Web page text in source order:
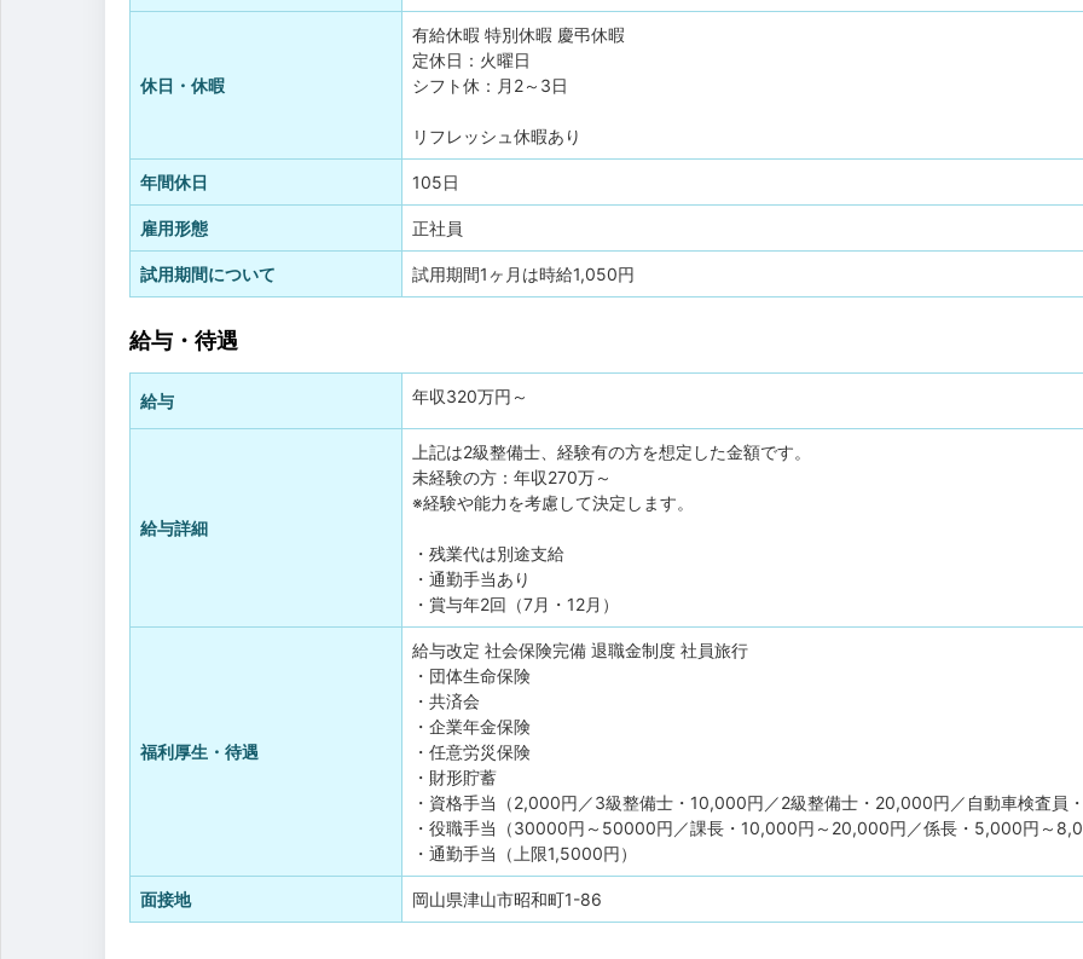
休日・休暇
有給休暇 特別休暇 慶弔休暇
定休日：火曜日
シフト休：月2～3日
リフレッシュ休暇あり
年間休日 105日
雇用形態 正社員
試用期間について 試用期間1ヶ月は時給1,050円
給与・待遇
給与 年収320万円 ～
給与詳細
上記は2級整備士、経験有の方を想定した金額です。
未経験の方：年収270万～
※経験や能力を考慮して決定します。
・残業代は別途支給
・通勤手当あり
・賞与年2回（7月・12月）
福利厚生・待遇
給与改定 社会保険完備 退職金制度 社員旅行
・団体生命保険
・共済会
・企業年金保険
・任意労災保険
・財形貯蓄
・資格手当（2,000円／3級整備士・10,000円／2級整備士・20,000円／自動車検査員
・役職手当（30000円～50000円／課長・10,000円～20,000円／係長・5,000円～
・通勤手当（上限1,5000円）
面接地 岡山県津山市昭和町1-86